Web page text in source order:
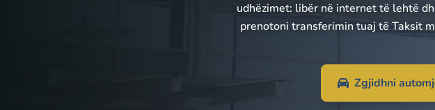
udhëzimet: libër në internet të lehtë
prenotoni transferimin tuaj të Taksit
Zgjidhni